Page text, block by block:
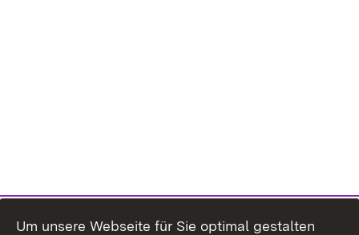
Um unsere Webseite für Sie optimal gestalten